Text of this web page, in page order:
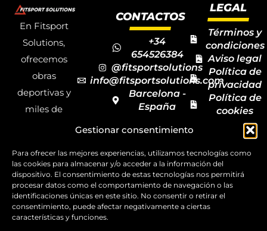
Gestionar consentimiento
Para ofrecer las mejores experiencias, utilizamos tecnologías como
las cookies para almacenar y/o acceder a la información del
dispositivo. El consentimiento de estas tecnologías nos permitirá
procesar datos como el comportamiento de navegación o las
identificaciones únicas en este sitio. No consentir o retirar el
consentimiento, puede afectar negativamente a ciertas
características y funciones.
En Fitsport
Solutions,
ofrecemos
obras
deportivas y
miles de
deportivos
para todas las
disciplinas,
garantizando
la calidad y el
CONTACTOS
+34
654526384
@fitsportsolutions
info@fitsportsolutions.com
Barcelona -
España
de contacto
LEGAL
Términos y
condiciones
Aviso legal
Política de
privacidad
Política de
cookies
Mapa del
sitio